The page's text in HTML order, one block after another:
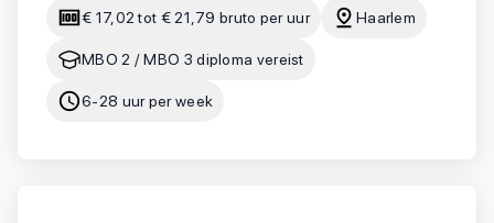
€ 17,02 tot € 21,79 bruto per uur Haarlem
MBO 2 / MBO 3 diploma vereist
6-28 uur per week